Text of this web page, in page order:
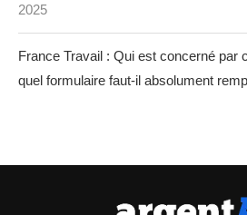
2025
France Travail : Qui est concerné par
quel formulaire faut-il absolument